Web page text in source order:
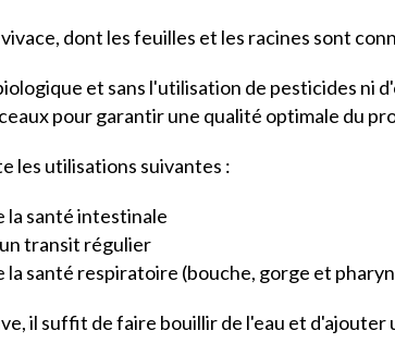
dont les feuilles et les racines sont
et sans l'utilisation de pesticides ni
pour garantir une qualité optimale du
les utilisations suivantes :
la santé intestinale
transit régulier
la santé respiratoire (bouche, gorge et
il suffit de faire bouillir de l'eau et d'ajouter